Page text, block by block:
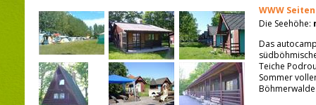
WWW Seiten
Die Seehöhe:
Das
Teiche
Sommer